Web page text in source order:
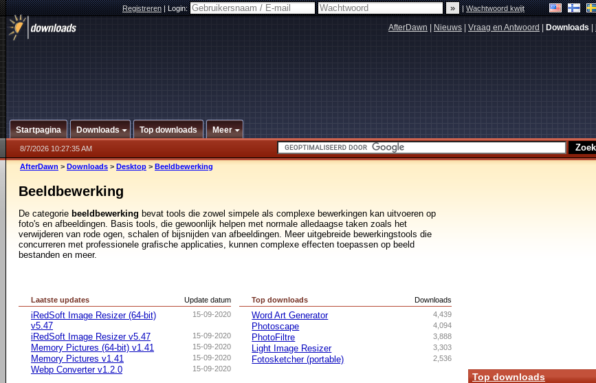
Registreren|Login: |Wachtwoord kwijt
AfterDawn Nieuws Vraag en Antwoord Downloads
Startpagina Downloads Top downloads Meer
8/7/2026 10:27:35 AM
AfterDawn > Downloads > Desktop > Beeldbewerking
Beeldbewerking
De categorie beeldbewerking bevat tools die zowel simpele als complexe bewerkingen kan uitvoeren op
foto's en afbeeldingen. Basis tools, die gewoonlijk helpen met normale alledaagse taken zoals het
verwijderen van rode ogen, schalen of bijsnijden van afbeeldingen. Meer uitgebreide bewerkingstools die
concurreren met professionele grafische applicaties, kunnen complexe effecten toepassen op beeld
bestanden en meer.
Update datum
Laatste updates
15-09-2020
iRedSoft Image Resizer (64-bit)
v5.47
15-09-2020
iRedSoft Image Resizer v5.47
15-09-2020
Memory Pictures (64-bit) v1.41
15-09-2020
Memory Pictures v1.41
15-09-2020
Webp Converter v1.2.0
Downloads
Top downloads
4,439
Word Art Generator
4,094
Photoscape
3,888
PhotoFiltre
3,303
Light Image Resizer
2,536
Fotosketcher (portable)
Top downloads